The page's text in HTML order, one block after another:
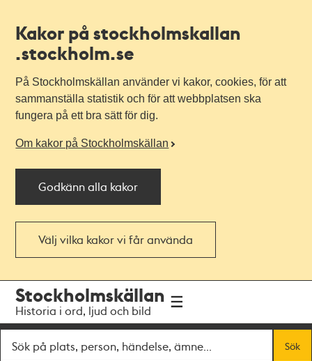
Kakor på stockholmskallan
.stockholm.se
På Stockholmskällan använder vi kakor, cookies, för att
sammanställa statistik och för att webbplatsen ska
fungera på ett bra sätt för dig.
Om kakor på Stockholmskällan
Godkänn alla kakor
Välj vilka kakor vi får använda
navigationen
huvudinnehållet
Stockholmskällan
Historia i ord, ljud och bild
Sök